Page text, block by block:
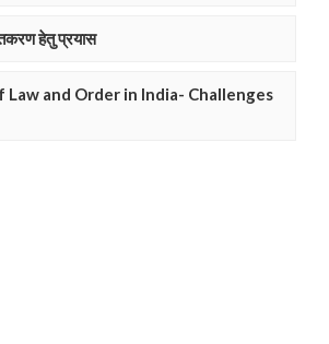
हेतु प्रयास
and Order in India- Challenges